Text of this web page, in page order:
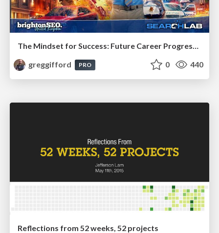
The Mindset for Success: Future Career Progression
greggifford
PRO 0 440
Reflections from 52 weeks, 52 projects